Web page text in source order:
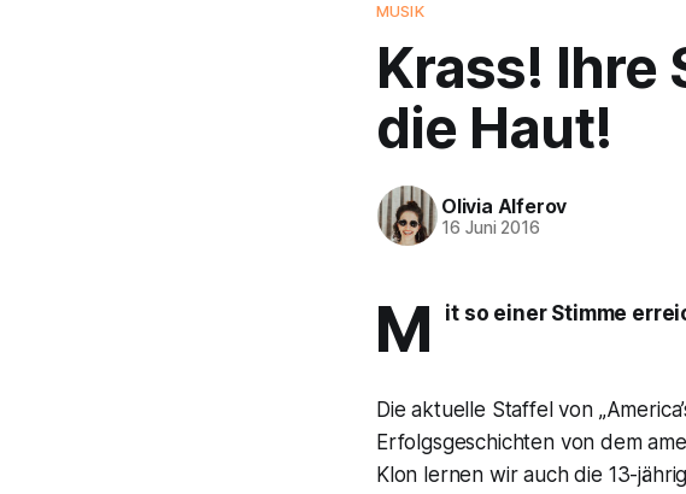
MUSIK
Krass! Ihre
die Haut!
Olivia Alferov
16 Juni 2016
M it so einer Stimme
Die aktuelle Staffel von
Erfolgsgeschichten von dem
Klon lernen wir auch die 13-